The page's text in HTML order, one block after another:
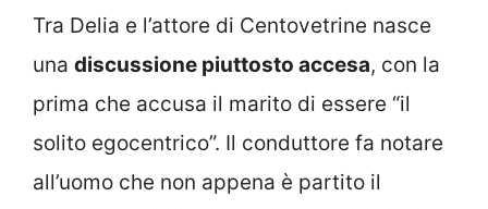
Tra Delia e l’attore di Centovetrine nasce
una discussione piuttosto accesa, con la
prima che accusa il marito di essere “il
solito egocentrico”. Il conduttore fa notare
all’uomo che non appena è partito il